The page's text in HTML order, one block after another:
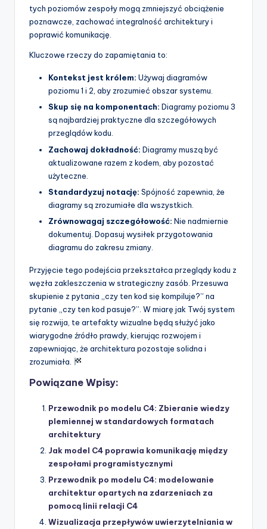
tych poziomów zespoły mogą zmniejszyć obciążenie
poznawcze, zachować integralność architektury i
poprawić komunikację.
Kluczowe rzeczy do zapamiętania to:
Kontekst jest królem: Używaj diagramów
poziomu 1 i 2, aby zrozumieć obszar systemu.
Skup się na komponentach: Diagramy poziomu 3
są najbardziej praktyczne dla szczegółowych
przeglądów kodu.
Zachowaj dokładność: Diagramy muszą być
aktualizowane razem z kodem, aby pozostać
użyteczne.
Standardyzuj notację: Spójność zapewnia, że
diagramy są zrozumiałe dla wszystkich.
Zrównowagaj szczegółowość: Nie nadmiernie
dokumentuj. Dopasuj wysiłek przygotowania
diagramu do zakresu zmiany.
Przyjęcie tego podejścia przekształca przeglądy kodu z
węzła zakleszczenia w strategiczny zasób. Przesuwa
skupienie z pytania „czy ten kod się kompiluje?” na
pytanie „czy ten kod pasuje?”. W miarę jak Twój system
się rozwija, te artefakty wizualne będą służyć jako
wiarygodne źródło prawdy, kierując rozwojem i
zapewniając, że architektura pozostaje solidna i
zrozumiała.
Powiązane Wpisy:
Przewodnik po modelu C4: Zbieranie wiedzy
plemiennej w standardowych formatach
architektury
Jak model C4 poprawia komunikację między
zespołami programistycznymi
Przewodnik po modelu C4: modelowanie
architektur opartych na zdarzeniach za
pomocą linii relacji C4
Wizualizacja przepływów uwierzytelniania w